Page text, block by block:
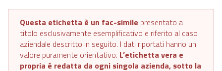
Questa etichetta è un fac-simile presentato a
titolo esclusivamente esemplificativo e riferito al caso
aziendale descritto in seguito. I dati riportati hanno un
valore puramente orientativo. L’etichetta vera e
propria é redatta da ogni singola azienda, sotto la